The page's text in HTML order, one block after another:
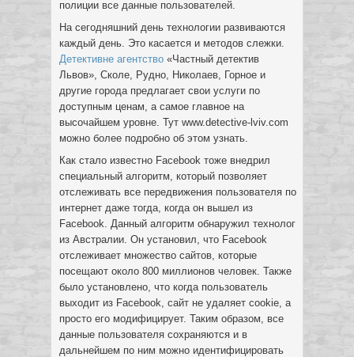
полиции все данные пользователей.
На сегодняшний день технологии развиваются
каждый день. Это касается и методов слежки.
Детективне агентство «Частный детектив
Львов», Сколе, Рудно, Николаев, Горное и
другие города предлагает свои услуги по
доступным ценам, а самое главное на
высочайшем уровне. Тут www.detective-lviv.com
можно более подробно об этом узнать.
Как стало известно Facebook тоже внедрил
специальный алгоритм, который позволяет
отслеживать все передвижения пользователя по
интернет даже тогда, когда он вышел из
Facebook. Данный алгоритм обнаружил технолог
из Австралии. Он установил, что Facebook
отслеживает множество сайтов, которые
посещают около 800 миллионов человек. Также
было установлено, что когда пользователь
выходит из Facebook, сайт не удаляет cookie, а
просто его модифицирует. Таким образом, все
данные пользователя сохраняются и в
дальнейшем по ним можно идентифицировать